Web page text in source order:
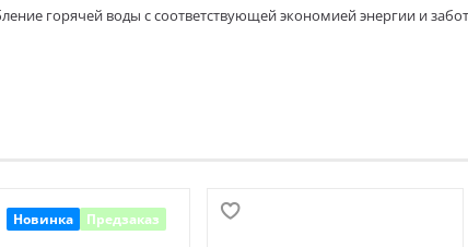
горячей воды с соответствующей экономией энергии и
Новинка Предзаказ